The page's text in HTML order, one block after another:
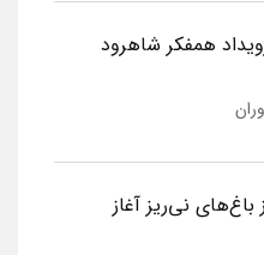
همفکر شاهرود
نی‌ریز آغاز